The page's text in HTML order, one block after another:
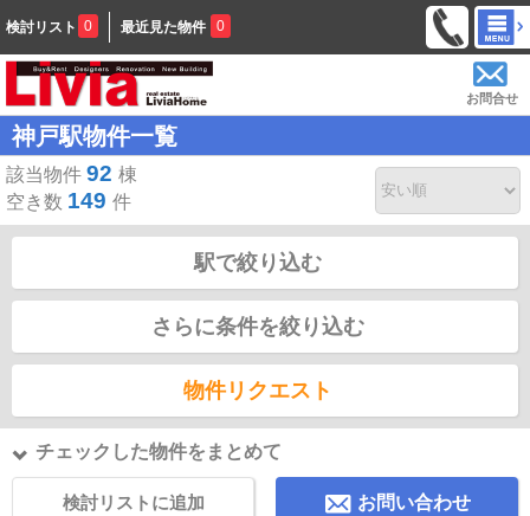
検討リスト 0 最近見た物件 0
お問合せ
神戸駅物件一覧
該当物件 92 棟
空き数 149 件
駅で絞り込む
さらに条件を絞り込む
物件リクエスト
チェックした物件をまとめて
検討リストに追加 お問い合わせ